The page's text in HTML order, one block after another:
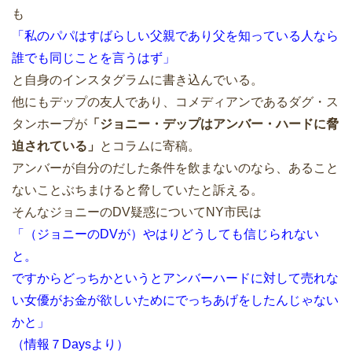
も
「私のパパはすばらしい父親であり父を知っている人なら
誰でも同じことを言うはず」
と自身のインスタグラムに書き込んでいる。
他にもデップの友人であり、コメディアンであるダグ・ス
タンホープが 「ジョニー・デップはアンバー・ハードに脅
迫されている」 とコラムに寄稿。
アンバーが自分のだした条件を飲まないのなら、あること
ないことぶちまけると脅していたと訴える。
そんなジョニーのDV疑惑についてNY市民は
「（ジョニーのDVが）やはりどうしても信じられない
と。
ですからどっちかというとアンバーハードに対して売れな
い女優がお金が欲しいためにでっちあげをしたんじゃない
かと」
（情報７Daysより）